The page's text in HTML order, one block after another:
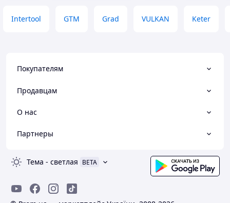
Intertool GTM Grad VULKAN Keter
Покупателям
Продавцам
О нас
Партнеры
Тема - светлая BETA